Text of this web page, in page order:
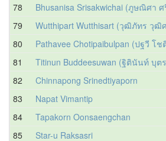
78
Bhusanisa Srisakwichai (ภูษณิศา
79
Wutthipart Wutthisart (วุฒิภัทร วุฒิ
80
Pathavee Chotipaibulpan (ปฐวี โ
81
Titinun Buddeesuwan (ฐิตินันท์ บุ
82
Chinnapong Srinedtiyaporn
83
Napat Vimantip
84
Tapakorn Oonsaengchan
85
Star-u Raksasri